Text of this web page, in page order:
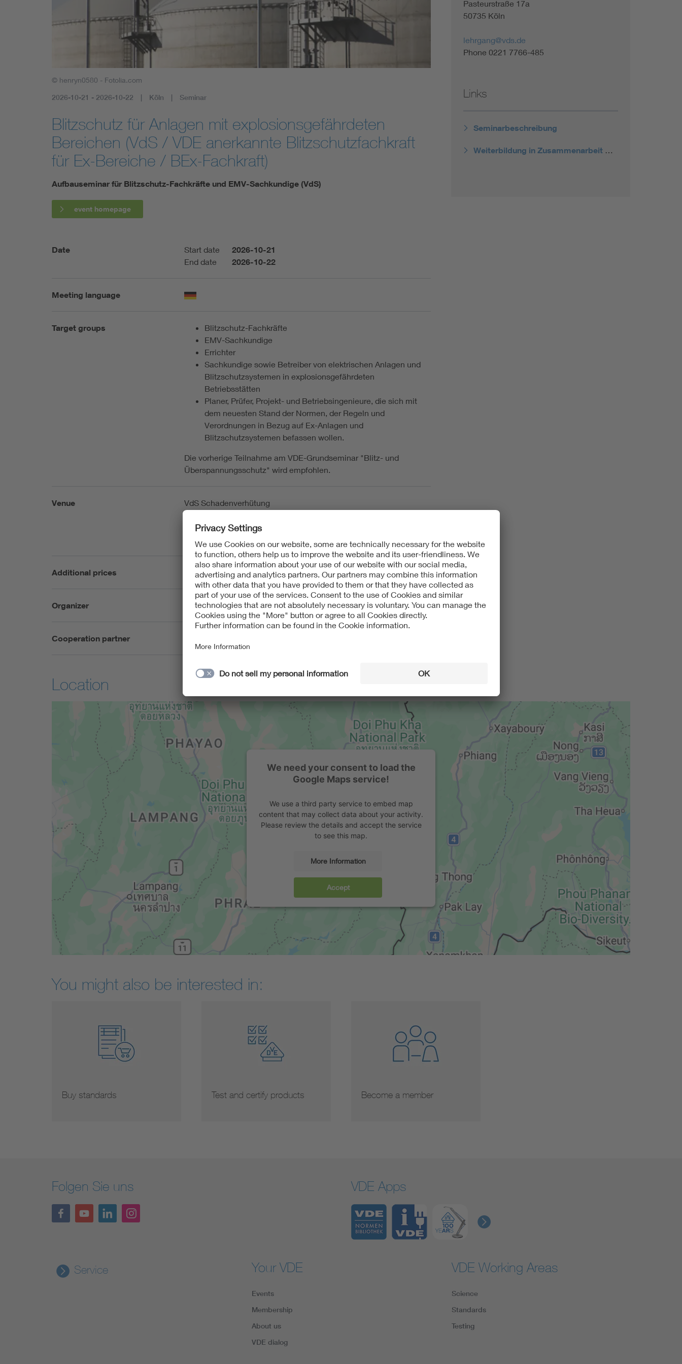
Digital Security
© henryn0580 - Fotolia.com
2026-10-21 - 2026-10-22 Köln Seminar
Blitzschutz für Anlagen mit explosionsgefährdeten
Bereichen (VdS / VDE anerkannte Blitzschutzfachkraft
für Ex-Bereiche / BEx-Fachkraft)
Aufbauseminar für Blitzschutz-Fachkräfte und EMV-Sachkundige (VdS)
event homepage
Date Start date 2026-10-21
End date 2026-10-22
Meeting language
Target groups
Blitzschutz-Fachkräfte
EMV-Sachkundige
Errichter
Sachkundige sowie Betreiber von elektrischen Anlagen und
Blitzschutzsystemen in explosionsgefährdeten
Betriebsstätten
Planer, Prüfer, Projekt- und Betriebsingenieure, die sich mit
dem neuesten Stand der Normen, der Regeln und
Verordnungen in Bezug auf Ex-Anlagen und
Blitzschutzsystemen befassen wollen.
Die vorherige Teilnahme am VDE-Grundseminar "Blitz- und
Überspannungsschutz" wird empfohlen.
Venue
VdS Schadenverhütung
50735 Köln
DEUTSCHLAND
Additional prices siehe Homepage des Bildungsträgers
Organizer VdS Schadenverhütung
Cooperation partner
Pasteurstraße 17a
50735 Köln
lehrgang@vds.de
Phone 0221 7766-485
Links
Seminarbeschreibung
Weiterbildung in Zusammenarbeit mit dem VDE ABB
Location
We need your consent to load the
Google Maps service!
We use a third party service to embed map
content that may collect data about your activity.
Please review the details and accept the service
to see this map.
More Information
Accept
You might also be interested in:
Buy standards Test and certify products Become a member
Folgen Sie uns VDE Apps
Service Your VDE
Events
Membership
About us
VDE dialog
VDE Working Areas
Science
Standards
Testing